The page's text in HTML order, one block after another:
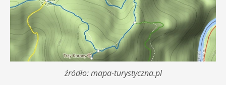
źródło: mapa-turystyczna.pl